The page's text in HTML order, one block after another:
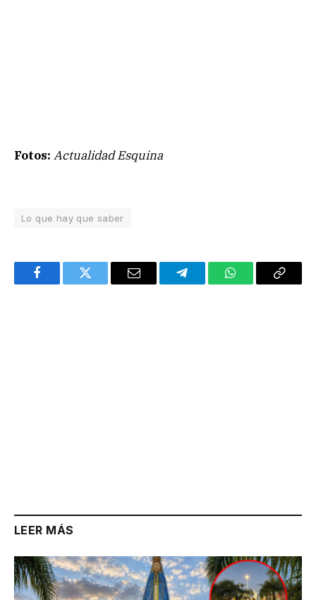
Fotos: Actualidad Esquina
Lo que hay que saber
FacebookTwitter Email TelegramWhatsAppCopy
LEER MÁS